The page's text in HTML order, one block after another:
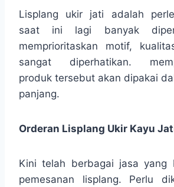
Lisplang ukir jati adalah
saat ini lagi banyak
memprioritaskan motif,
sangat diperhatikan.
produk tersebut akan dipakai
panjang.
Orderan Lisplang Ukir Kayu
Kini telah berbagai jasa yang
pemesanan lisplang. Perlu